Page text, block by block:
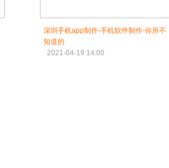
深圳手机app制作-手机软件制作-你所不
知道的
2021-04-19 14:00